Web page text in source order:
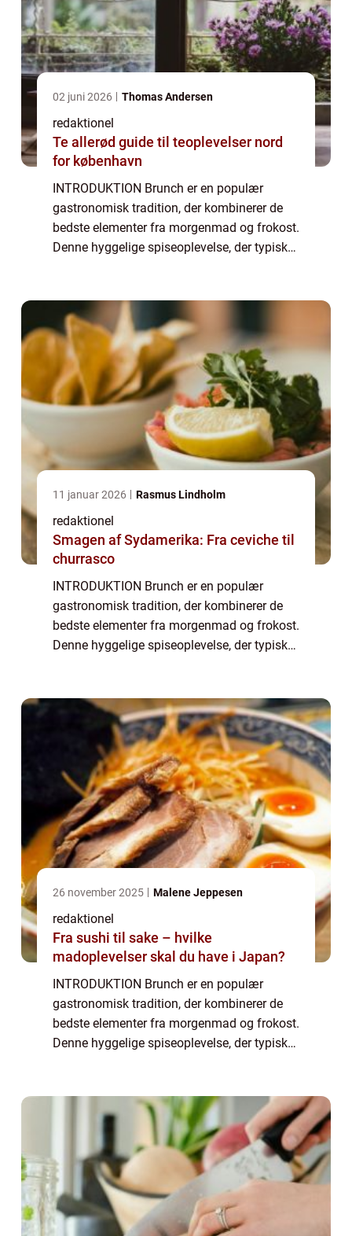
02 juni 2026 Thomas Andersen
redaktionel
Te allerød guide til teoplevelser nord
for københavn
INTRODUKTION Brunch er en populær
gastronomisk tradition, der kombinerer de
bedste elementer fra morgenmad og frokost.
Denne hyggelige spiseoplevelse, der typisk
11 januar 2026 Rasmus Lindholm
redaktionel
Smagen af Sydamerika: Fra ceviche til
churrasco
INTRODUKTION Brunch er en populær
gastronomisk tradition, der kombinerer de
bedste elementer fra morgenmad og frokost.
Denne hyggelige spiseoplevelse, der typisk
26 november 2025 Malene Jeppesen
redaktionel
Fra sushi til sake – hvilke
madoplevelser skal du have i Japan?
INTRODUKTION Brunch er en populær
gastronomisk tradition, der kombinerer de
bedste elementer fra morgenmad og frokost.
Denne hyggelige spiseoplevelse, der typisk